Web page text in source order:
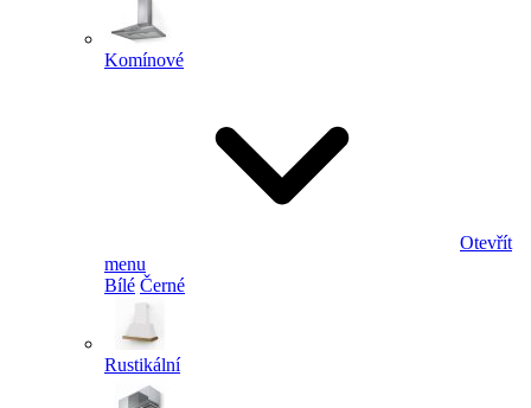
Komínové
Otevřít
menu
Bílé Černé
Rustikální